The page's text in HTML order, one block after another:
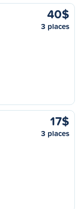
40$
3 places
17$
3 places